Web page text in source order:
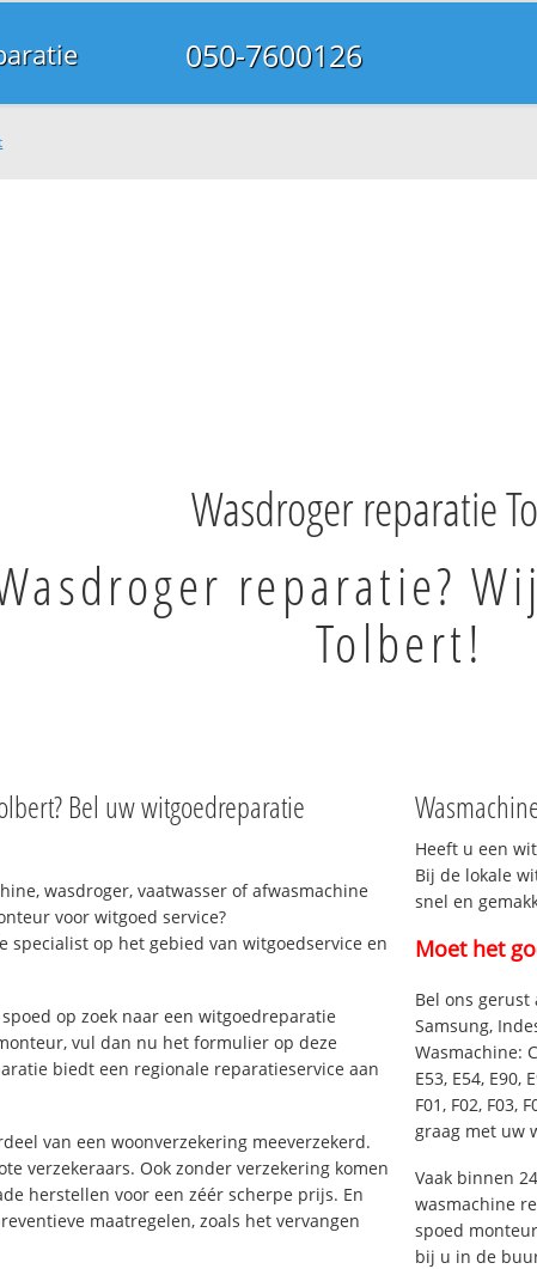
050-7600126
Wasdroger reparatie
reparatie?
Tolbert!
Bel uw witgoedreparatie
wasdroger, vaatwasser of afwasmachine
voor witgoed service?
specialist op het gebied van witgoedservice en
op zoek naar een witgoedreparatie
vul dan nu het formulier op deze
biedt een regionale reparatieservice aan
van een woonverzekering meeverzekerd.
verzekeraars. Ook zonder verzekering komen
herstellen voor een zéér scherpe prijs. En
maatregelen, zoals het vervangen
Heeft u een
Bij de lokale
snel en
Moet het
Bel ons gerust
Samsung,
Wasmachine:
E53, E54, E90,
F01, F02, F03,
graag met uw
Vaak binnen
wasmachine
spoed
bij u in de